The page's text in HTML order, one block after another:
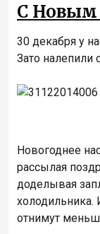
С Новым
30 декабря у
Зато налепили
Новогоднее
рассылая
доделывая
холодильника.
отнимут